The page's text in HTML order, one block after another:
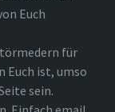
Euch
für
Euch ist, umso
sein.